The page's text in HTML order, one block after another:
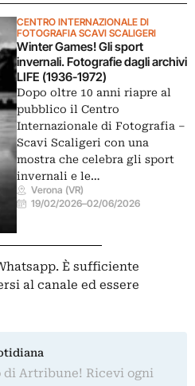
CENTRO INTERNAZIONALE DI
FOTOGRAFIA SCAVI SCALIGERI
Winter Games! Gli sport
invernali. Fotografie dagli archivi
LIFE (1936-1972)
Dopo oltre 10 anni riapre al
pubblico il Centro
Internazionale di Fotografia –
Scavi Scaligeri con una
mostra che celebra gli sport
invernali e le…
Verona (VR)
19/02/2026–02/06/2026
È sufficiente
al canale ed essere
di Artribune! Ricevi ogni